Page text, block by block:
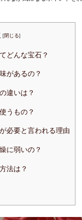
[閉じる]
どんな宝石？
があるの？
違いは？
うもの？
必要と言われる理由
に弱いの？
法は？